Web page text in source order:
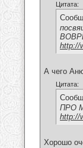
Цитата:
http://
А чего
Цитата:
ПРО
http://
Хорошо